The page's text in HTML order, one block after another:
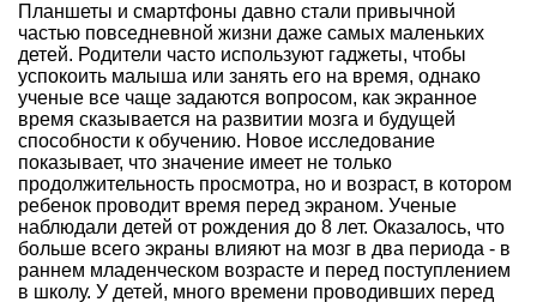
Планшеты и смартфоны давно стали привычной
частью повседневной жизни даже самых маленьких
детей. Родители часто используют гаджеты, чтобы
успокоить малыша или занять его на время, однако
ученые все чаще задаются вопросом, как экранное
время сказывается на развитии мозга и будущей
способности к обучению. Новое исследование
показывает, что значение имеет не только
продолжительность просмотра, но и возраст, в котором
ребенок проводит время перед экраном. Ученые
наблюдали детей от рождения до 8 лет. Оказалось, что
больше всего экраны влияют на мозг в два периода - в
раннем младенческом возрасте и перед поступлением
в школу. У детей, много времени проводивших перед